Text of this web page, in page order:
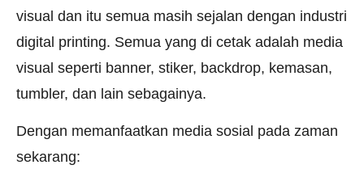
visual dan itu semua masih sejalan dengan industri
digital printing. Semua yang di cetak adalah media
visual seperti banner, stiker, backdrop, kemasan,
tumbler, dan lain sebagainya.
Dengan memanfaatkan media sosial pada zaman
sekarang: